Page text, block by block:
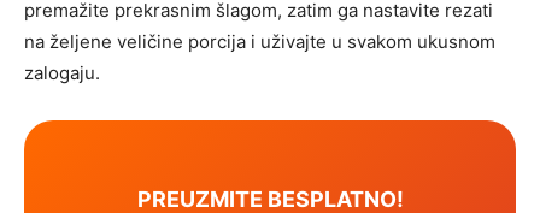
premažite prekrasnim šlagom, zatim ga nastavite rezati
na željene veličine porcija i uživajte u svakom ukusnom
zalogaju.
PREUZMITE BESPLATNO!